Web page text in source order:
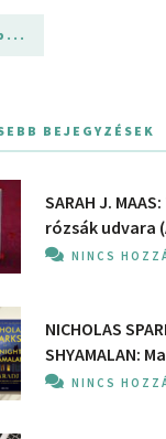
BEJEGYZÉSEK
SARAH J.
rózsák udvara
NINCS
NICHOLAS
SHYAMALAN:
NINCS